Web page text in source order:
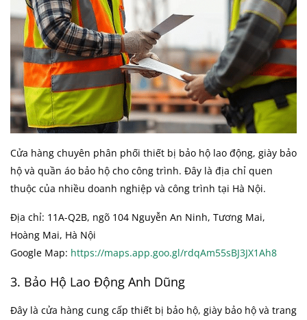
Cửa hàng chuyên phân phối thiết bị bảo hộ lao động, giày bảo
hộ và quần áo bảo hộ cho công trình. Đây là địa chỉ quen
thuộc của nhiều doanh nghiệp và công trình tại Hà Nội.
Địa chỉ: 11A-Q2B, ngõ 104 Nguyễn An Ninh, Tương Mai,
Hoàng Mai, Hà Nội
Google Map: https://maps.app.goo.gl/rdqAm55sBJ3JX1Ah8
3. Bảo Hộ Lao Động Anh Dũng
Đây là cửa hàng cung cấp thiết bị bảo hộ, giày bảo hộ và trang